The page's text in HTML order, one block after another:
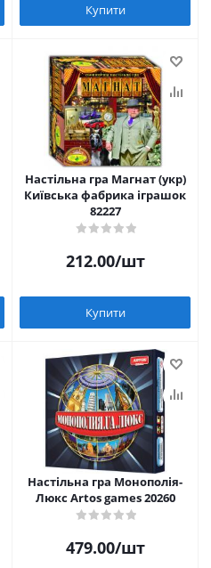
Купити
Настільна гра Магнат (укр)
Київська фабрика іграшок
82227
212.00/шт
Купити
Настільна гра Монополія-
Люкс Artos games 20260
479.00/шт